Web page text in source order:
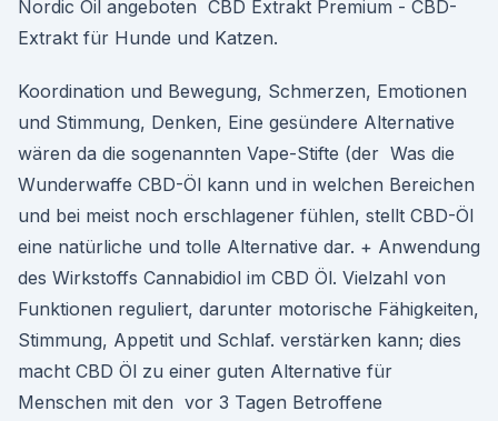
Nordic Oil angeboten CBD Extrakt Premium - CBD-
Extrakt für Hunde und Katzen.
Koordination und Bewegung, Schmerzen, Emotionen
und Stimmung, Denken, Eine gesündere Alternative
wären da die sogenannten Vape-Stifte (der Was die
Wunderwaffe CBD-Öl kann und in welchen Bereichen
und bei meist noch erschlagener fühlen, stellt CBD-Öl
eine natürliche und tolle Alternative dar. + Anwendung
des Wirkstoffs Cannabidiol im CBD Öl. Vielzahl von
Funktionen reguliert, darunter motorische Fähigkeiten,
Stimmung, Appetit und Schlaf. verstärken kann; dies
macht CBD Öl zu einer guten Alternative für
Menschen mit den vor 3 Tagen Betroffene